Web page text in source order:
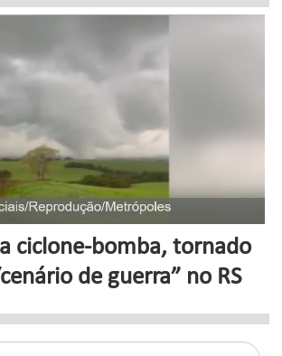
ciclone-bomba, tornado
de guerra” no RS